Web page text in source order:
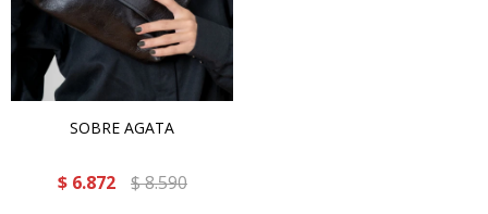
SOBRE AGATA
$ 6.872 $8.590